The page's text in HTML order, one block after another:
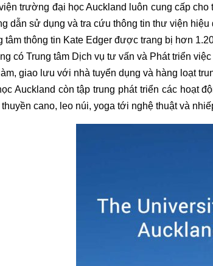
trường đại học Auckland luôn cung cấp
dẫn sử dụng và tra cứu thông tin thư viện
tâm thông tin Kate Edger được trang bị hơn
có Trung tâm Dịch vụ tư vấn và Phát triển
giao lưu với nhà tuyển dụng và hàng loạt
Auckland còn tập trung phát triển các hoạt
cano, leo núi, yoga tới nghệ thuật và